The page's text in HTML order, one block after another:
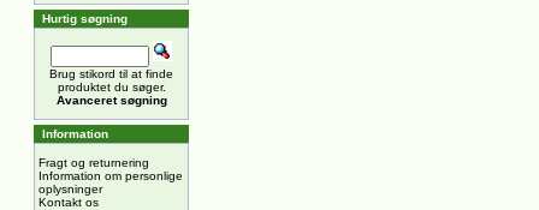
Hurtig søgning
Brug stikord til at finde
produktet du søger.
Avanceret søgning
Information
Fragt og returnering
Information om personlige
oplysninger
Kontakt os